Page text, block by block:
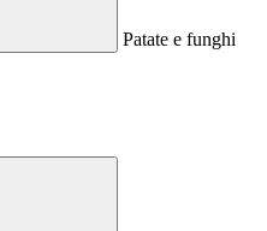
Patate e funghi